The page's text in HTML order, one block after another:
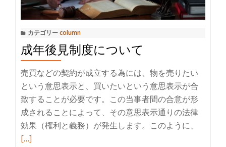
切
カテゴリーcolumn
成年後見制度について
売買などの契約が成立する為には、物を売りたい
という意思表示と、買いたいという意思表示が合
致することが必要です。この当事者間の合意が形
成されることによって、その意思表示通りの法律
効果（権利と義務）が発生します。このように、
[…]